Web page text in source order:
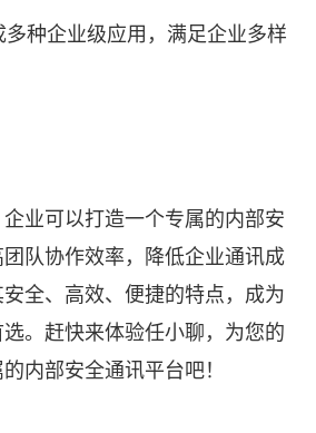
种企业级应用，满足企业多样
业可以打造一个专属的内部安
队协作效率，降低企业通讯成
全、高效、便捷的特点，成为
。赶快来体验任小聊，为您的
内部安全通讯平台吧！